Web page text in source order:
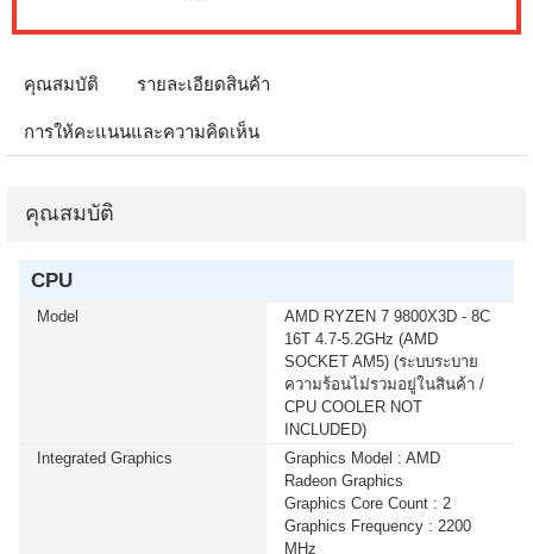
เมื่อซื้อพร้อมคอมเซ็ต ลดทันที 4,000 บาท จากปกติ 9,900
บาท เหลือเพียง 5,900 บาท MONITOR 32 SAMSUNG
COM (1 เซ็ต ต่อ 1 จอ) สนใจโปรโมชั่นนี้ ติดต่อ 02-017-
เมื่อซื้อพร้อมคอมเซ็ต ลดทันที 50 บาท จากปกติ 740 บาท
(MK250) WIRELESS GRAPHITE (1 เซ็ต ต่อ 1 อัน) สนใจ
โปรโมชั่นนี้ ติดต่อ 02-017-4444
บาท เหลือเพียง 3,690 บาท MICROSOFT WINDOWS 11
HOME 64bit Eng Intl 1pk DSP OEI DVD (KW9-00632)(1
เซ็ต ต่อ 1 อัน) สนใจโปรโมชั่นนี้ ติดต่อ 02-017-4444
เมื่อซื้อพร้อมคอมเซ็ต ลดทันที 400 บาท จากปกติ 4,790
บาท เหลือเพียง 4,390 บาท MICROSOFT WINDOWS 11
HOME (ENG / 64 BIT / FPP / USB / HAJ-00090) (1 เซ็ต
ต่อ 1 อัน) สนใจโปรโมชั่นนี้ ติดต่อ 02-017-4444
เมื่อซื้อพร้อมคอมเซ็ต ลดทันที 750 บาท จากปกติ 5,990
คุณสมบัติ รายละเอียดสินค้า
การให้คะแนนและความคิดเห็น
คุณสมบัติ
CPU
Model
AMD RYZEN 7 9800X3D - 8C
16T 4.7-5.2GHz (AMD
SOCKET AM5) (ระบบระบาย
ความร้อนไม่รวมอยู่ในสินค้า /
CPU COOLER NOT
INCLUDED)
Integrated Graphics
Graphics Model : AMD
Radeon Graphics
Graphics Core Count : 2
Graphics Frequency : 2200
MHz